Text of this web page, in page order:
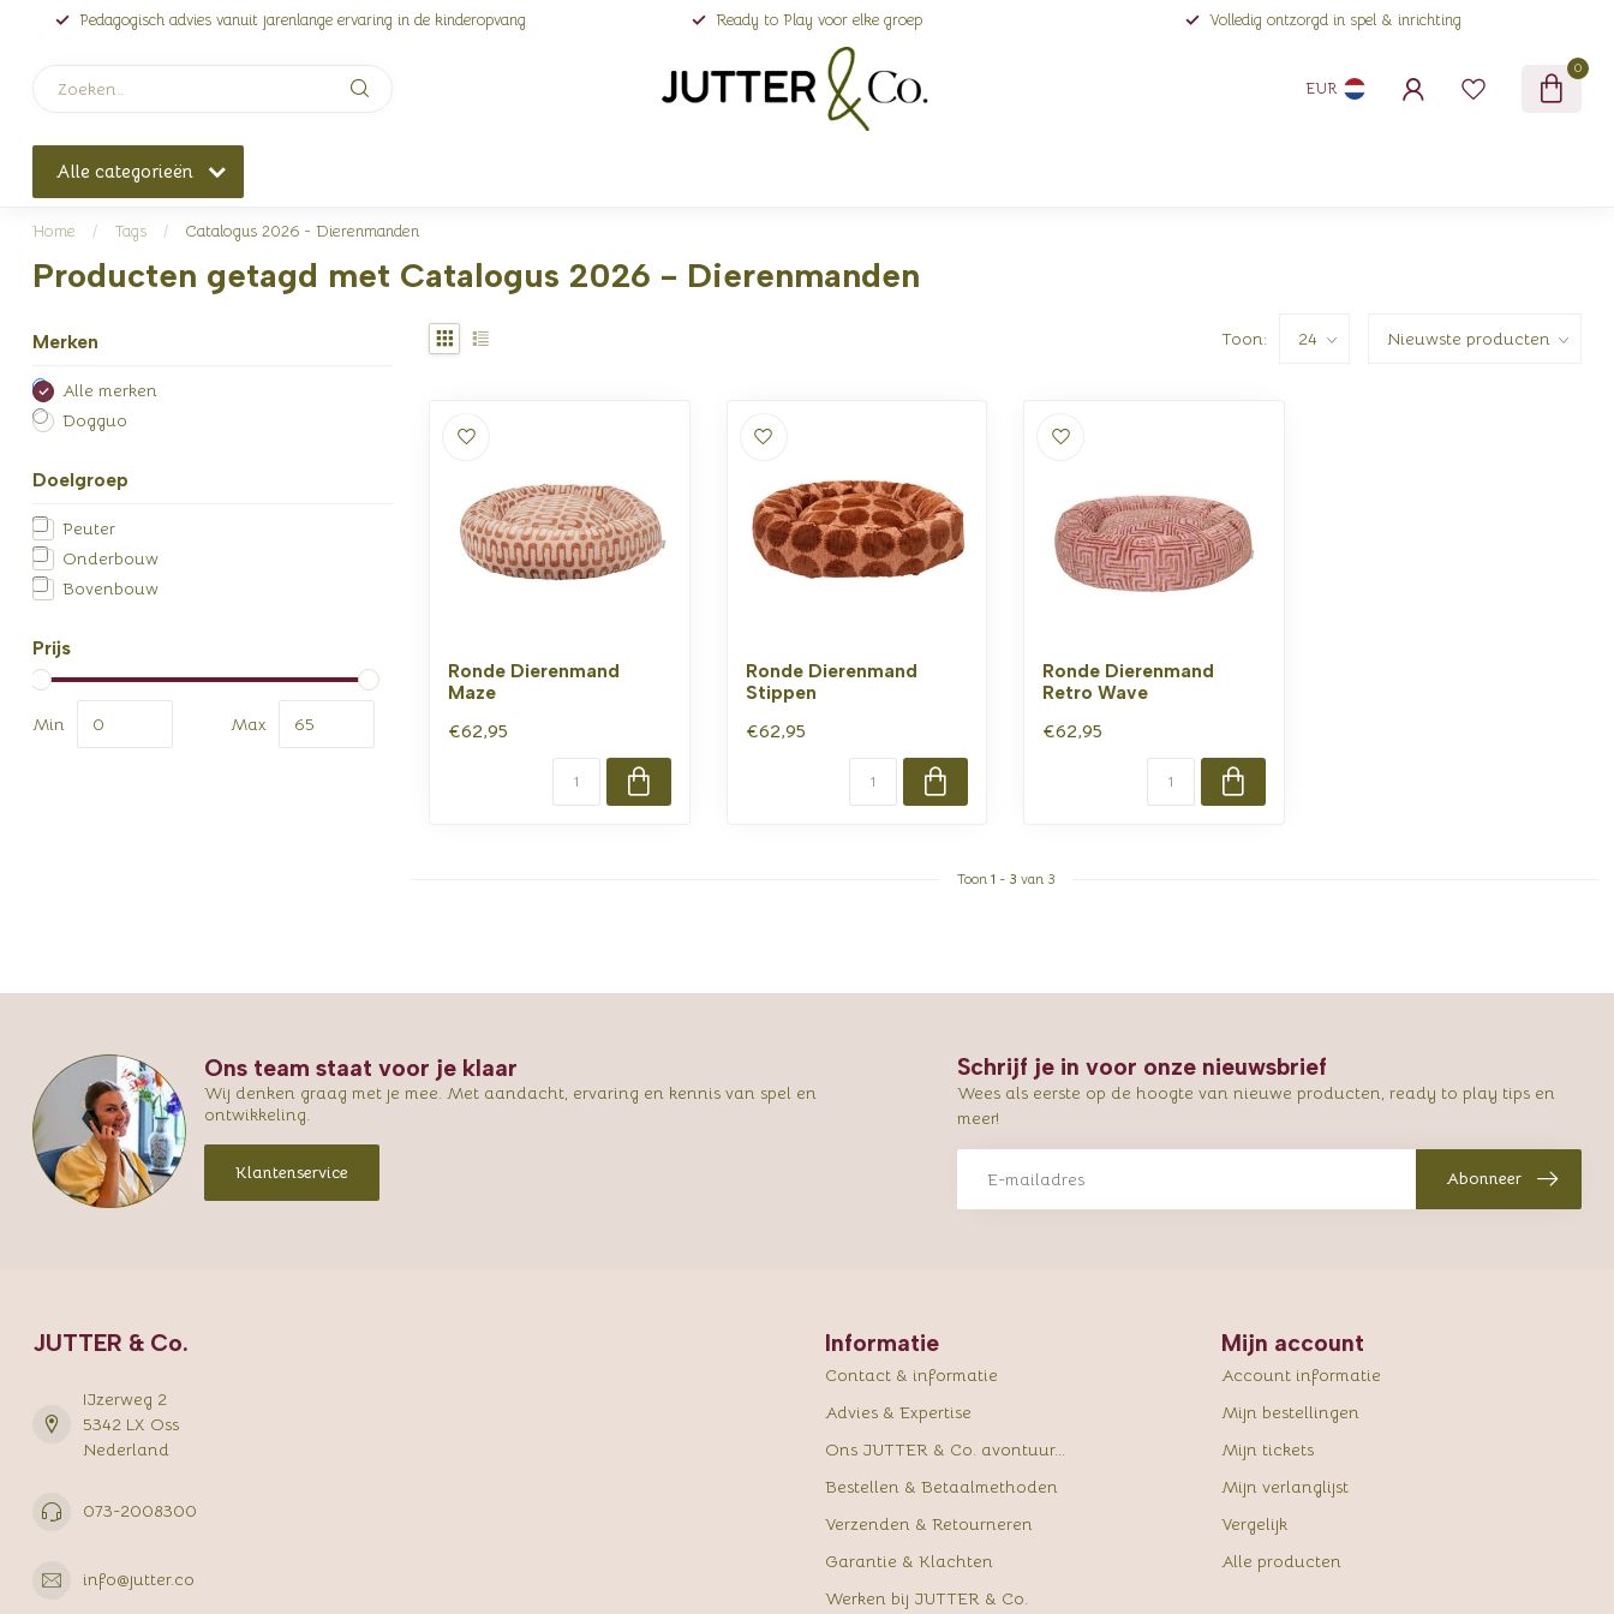
Pedagogisch advies vanuit jarenlange ervaring in de kinderopvang Ready to Play voor elke groep Volledig ontzorgd in spel & inrichting
EUR
0
Alle categorieën
Home / Tags / Catalogus 2026 - Dierenmanden
Producten getagd met Catalogus 2026 - Dierenmanden
Merken
Alle merken
Dogguo
Doelgroep
Peuter
Onderbouw
Bovenbouw
Prijs
Min Max
Toon:
Ronde Dierenmand
Maze
€62,95
Ronde Dierenmand
Stippen
€62,95
Ronde Dierenmand
Retro Wave
€62,95
Toon 1 - 3 van 3
Ons team staat voor je klaar
Wij denken graag met je mee. Met aandacht, ervaring en kennis van spel en
ontwikkeling.
Klantenservice
Schrijf je in voor onze nieuwsbrief
Wees als eerste op de hoogte van nieuwe producten, ready to play tips en
meer!
Abonneer
JUTTER & Co.
IJzerweg 2
5342 LX Oss
Nederland
073-2008300
info@jutter.co
Informatie
Contact & informatie
Advies & Expertise
Ons JUTTER & Co. avontuur...
Bestellen & Betaalmethoden
Verzenden & Retourneren
Garantie & Klachten
Werken bij JUTTER & Co.
Mijn account
Account informatie
Mijn bestellingen
Mijn tickets
Mijn verlanglijst
Vergelijk
Alle producten